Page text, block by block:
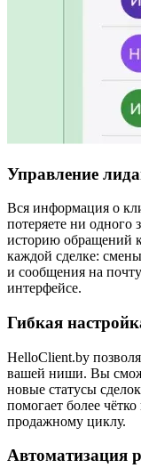
Управление
Вся информация о
потеряете ни одного
историю обращений
каждой сделке:
и сообщения на
интерфейсе.
Гибкая
HelloClient.by
вашей ниши. Вы
новые статусы
помогает более
продажному циклу.
Автоматизация